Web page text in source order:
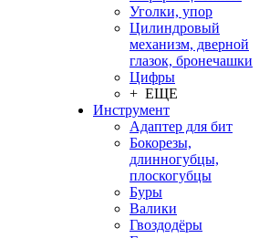
Уголки, упор
Цилиндровый
механизм, дверной
глазок, бронечашки
Цифры
+ ЕЩЕ
Инструмент
Адаптер для бит
Бокорезы,
длинногубцы,
плоскогубцы
Буры
Валики
Гвоздодёры